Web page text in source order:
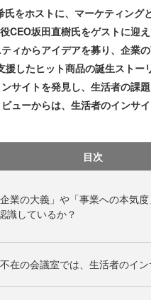
をホストに、マーケティング
CEO坂田直樹氏をゲストに
ィからアイデアを募り、企業
したヒット商品の誕生ストー
サイトを発見し、生活者の課
ューからは、生活者のインサ
目次
業の大義」や「事業への本気
識しているか？
在の会議室では、生活者のイ